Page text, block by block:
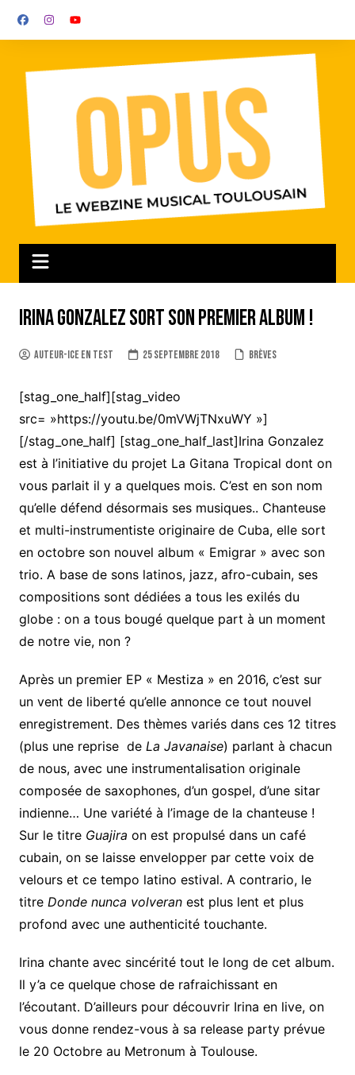
Irina Gonzalez sort son premier album !
auteur-ice en test 25 septembre 2018 Brèves
[stag_one_half][stag_video
src= »https://youtu.be/0mVWjTNxuWY »]
[/stag_one_half] [stag_one_half_last]Irina Gonzalez
est à l’initiative du projet La Gitana Tropical dont on
vous parlait il y a quelques mois. C’est en son nom
qu’elle défend désormais ses musiques.. Chanteuse
et multi-instrumentiste originaire de Cuba, elle sort
en octobre son nouvel album « Emigrar » avec son
trio. A base de sons latinos, jazz, afro-cubain, ses
compositions sont dédiées a tous les exilés du
globe : on a tous bougé quelque part à un moment
de notre vie, non ?
Après un premier EP « Mestiza » en 2016, c’est sur
un vent de liberté qu’elle annonce ce tout nouvel
enregistrement. Des thèmes variés dans ces 12 titres
(plus une reprise de La Javanaise) parlant à chacun
de nous, avec une instrumentalisation originale
composée de saxophones, d’un gospel, d’une sitar
indienne… Une variété à l’image de la chanteuse !
Sur le titre Guajira on est propulsé dans un café
cubain, on se laisse envelopper par cette voix de
velours et ce tempo latino estival. A contrario, le
titre Donde nunca volveranest plus lent et plus
profond avec une authenticité touchante.
Irina chante avec sincérité tout le long de cet album.
Il y’a ce quelque chose de rafraichissant en
l’écoutant. D’ailleurs pour découvrir Irina en live, on
vous donne rendez-vous à sa release party prévue
le 20 Octobre au Metronum à Toulouse.